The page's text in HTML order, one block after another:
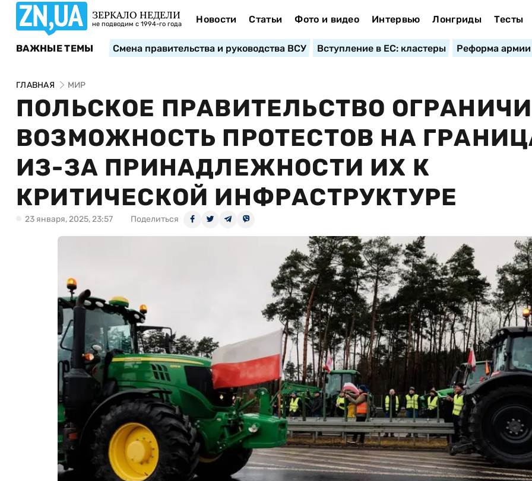
ЗЕРКАЛО НЕДЕЛИ
не подводим с 1994-го года Новости Статьи Фото и видео Интервью Лонгриды Тесты
ВАЖНЫЕ ТЕМЫ Смена правительства и руководства ВСУ Вступление в ЕС: кластеры Реформа армии
ГЛАВНАЯ МИР
ПОЛЬСКОЕ ПРАВИТЕЛЬСТВО
ВОЗМОЖНОСТЬ ПРОТЕСТОВ НА
ИЗ-ЗА ПРИНАДЛЕЖНОСТИ ИХ К
КРИТИЧЕСКОЙ ИНФРАСТРУКТУРЕ
23 января, 2025, 23:57 Поделиться